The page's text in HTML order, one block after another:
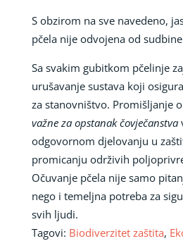
S obzirom na sve navedeno,
pčela nije odvojena od
Sa svakim gubitkom pčelinje
urušavanje sustava koji
za stanovništvo. Promišljanje
važne za opstanak čovječanstva
odgovornom djelovanju u
promicanju održivih
Očuvanje pčela nije samo
nego i temeljna potreba za
svih ljudi.
Tagovi: Biodiverzitet zaštita,